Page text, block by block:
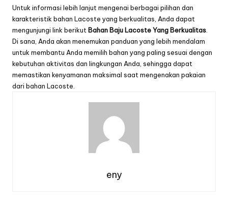
Untuk informasi lebih lanjut mengenai berbagai pilihan dan
karakteristik bahan Lacoste yang berkualitas, Anda dapat
mengunjungi link berikutBahan Baju Lacoste Yang Berkualitas.
Di sana, Anda akan menemukan panduan yang lebih mendalam
untuk membantu Anda memilih bahan yang paling sesuai dengan
kebutuhan aktivitas dan lingkungan Anda, sehingga dapat
memastikan kenyamanan maksimal saat mengenakan pakaian
dari bahan Lacoste.
eny